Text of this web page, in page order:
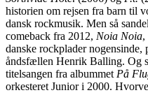
historien om rejsen fra barn til
dansk rockmusik. Men så
comeback fra 2012, Noia Noia,
danske rockplader
åndsfællen Henrik Balling. Og
titelsangen fra albummet På
orkesteret Junior i 2000.